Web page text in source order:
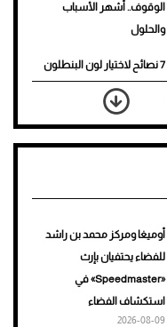
الوقوف.. أشهر الأسباب
والحلول
7 نصائح لاختيار لون البنطلون
المناسب للقميص الأسود
نرى المستقبل من خلال
تصميماتنا.. كيف حجزت 1886
تمنحك فخامة استثنائية
أوميغا ومركز محمد بن راشد
للفضاء يحتفيان بإرث
«Speedmaster» في
استكشاف الفضاء
2026-08-09